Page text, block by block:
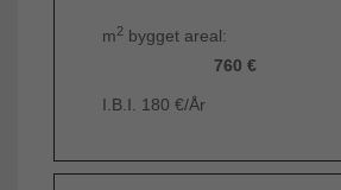
m2 bygget areal:
760 €
I.B.I. 180 €/År